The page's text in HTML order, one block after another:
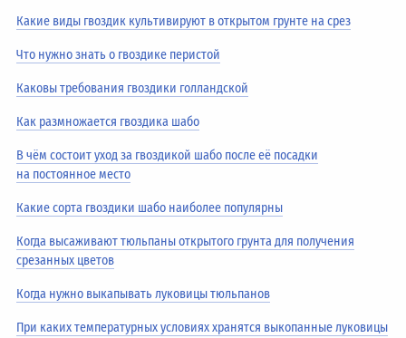
Какие виды гвоздик культивируют в открытом грунте на срез
Что нужно знать о гвоздике перистой
Каковы требования гвоздики голландской
Как размножается гвоздика шабо
В чём состоит уход за гвоздикой шабо после её посадки
на постоянное место
Какие сорта гвоздики шабо наиболее популярны
Когда высаживают тюльпаны открытого грунта для получения
срезанных цветов
Когда нужно выкапывать луковицы тюльпанов
При каких температурных условиях хранятся выкопанные луковицы